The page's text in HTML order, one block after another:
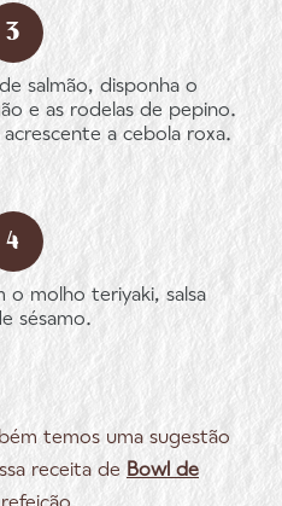
salmão, disponha o
e as rodelas de pepino.
a cebola roxa.
o molho teriyaki, salsa
sésamo.
temos uma sugestão
receita de
Bowl de